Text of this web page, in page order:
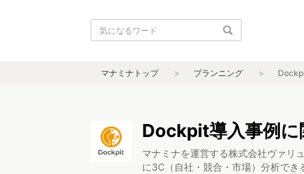
マナミナトップ プランニング
Dockpit導入事例に
マナミナを運営する株式会社ヴァリ
に3C（自社・競合・市場）分析で